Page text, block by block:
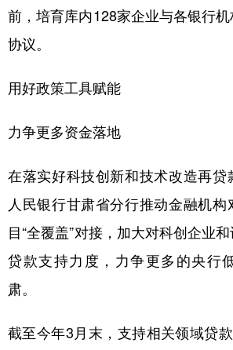
前，培育库内128家企业与各银行
协议。
用好政策工具赋能
力争更多资金落地
在落实好科技创新和技术改造再贷
人民银行甘肃省分行推动金融机
目“全覆盖”对接，加大对科创企业
贷款支持力度，力争更多的央行
肃。
截至今年3月末，支持相关领域贷